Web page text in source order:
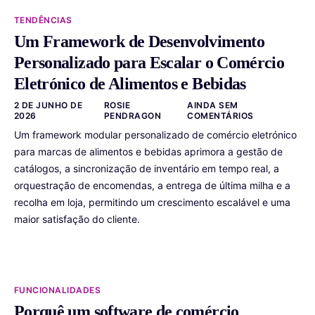
TENDÊNCIAS
Um Framework de Desenvolvimento
Personalizado para Escalar o Comércio
Eletrónico de Alimentos e Bebidas
2 DE JUNHO DE
2026
ROSIE
PENDRAGON
AINDA SEM
COMENTÁRIOS
Um framework modular personalizado de comércio eletrónico
para marcas de alimentos e bebidas aprimora a gestão de
catálogos, a sincronização de inventário em tempo real, a
orquestração de encomendas, a entrega de última milha e a
recolha em loja, permitindo um crescimento escalável e uma
maior satisfação do cliente.
FUNCIONALIDADES